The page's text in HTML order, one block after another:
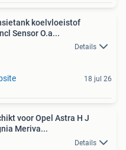
koelvloeistof
Sensor O.a...
Details
18 jul 26
voor Opel Astra H J
Meriva...
Details